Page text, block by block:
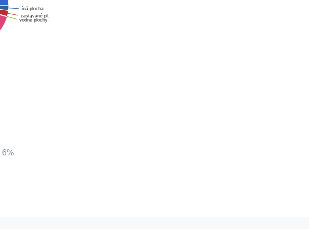
vodné plochy
zastavané pl.
íná plocha
6%